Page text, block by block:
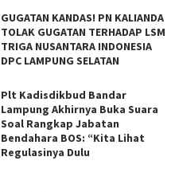
GUGATAN KANDAS! PN KALIANDA
TOLAK GUGATAN TERHADAP LSM
TRIGA NUSANTARA INDONESIA
DPC LAMPUNG SELATAN
Plt Kadisdikbud Bandar
Lampung Akhirnya Buka Suara
Soal Rangkap Jabatan
Bendahara BOS: “Kita Lihat
Regulasinya Dulu